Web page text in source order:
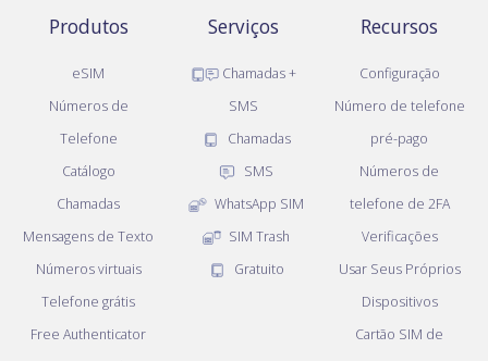
Produtos
eSIM
Números de
Telefone
Catálogo
Chamadas
Mensagens de Texto
Números virtuais
Telefone grátis
Free Authenticator
Serviços
Chamadas +
SMS
Chamadas
SMS
WhatsApp SIM
SIM Trash
Gratuito
Recursos
Configuração
Número de telefone
pré-pago
Números de
telefone de 2FA
Verificações
Usar Seus Próprios
Dispositivos
Cartão SIM de